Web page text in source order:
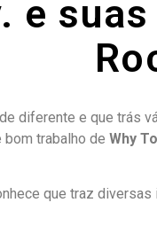
e
diferente e que trás
trabalho de Why
que traz